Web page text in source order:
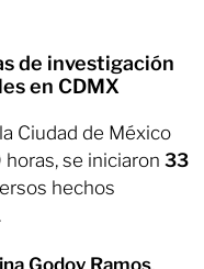
de investigación
en CDMX
Ciudad de México
se iniciaron 33
hechos
Godoy Ramos,